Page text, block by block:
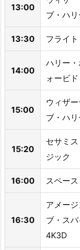
13:00
ブ・ハ
13:30 フライ
14:00
ハリー
ォービ
15:00
ウィザ
ブ・ハ
15:20
セサミ
ジック
16:00 スペー
16:30
アメー
ブ・ス
4K3D